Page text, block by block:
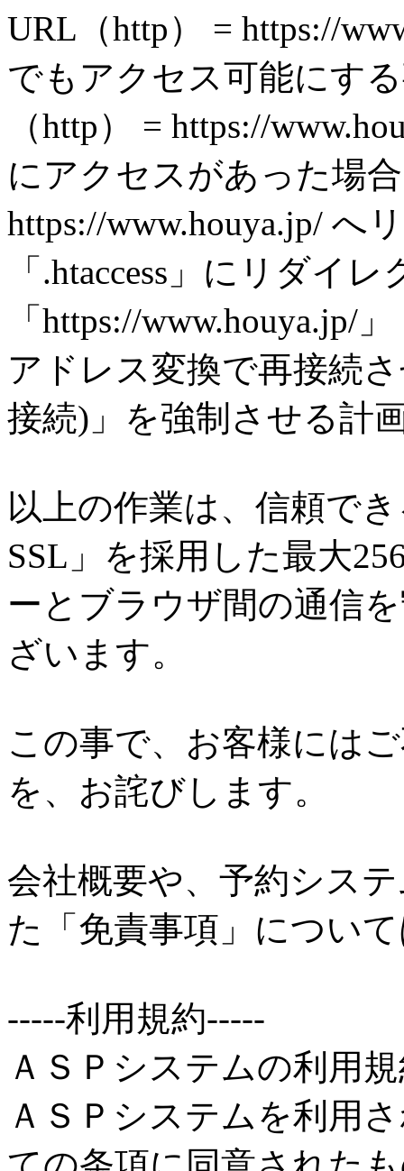
URL（http） = https://
でもアクセス可能にす
（http） = https://
にアクセスがあった場
https://www.houya.jp/ へ
「.htaccess」にリダイ
「https://www.houya.jp/
アドレス変換で再接続
接続)」を強制させる計
以上の作業は、信頼で
SSL」を採用した最大
ーとブラウザ間の通信
ざいます。
この事で、お客様には
を、お詫びします。
会社概要や、予約シス
た「免責事項」につい
-----利用規約-----
ＡＳＰシステムの利用
ＡＳＰシステムを利用